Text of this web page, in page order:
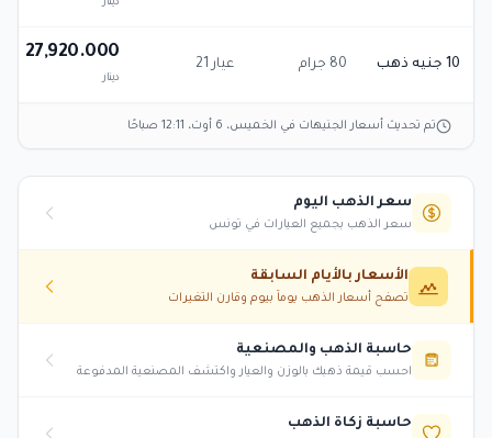
دينار
10 جنيه ذهب 80 جرام عيار 21
27,920.000
دينار
تم تحديث أسعار الجنيهات في الخميس، 6 أوت، 12:11 صباحًا
سعر الذهب اليوم
سعر الذهب بجميع العيارات في تونس
الأسعار بالأيام السابقة
تصفح أسعار الذهب يوماً بيوم وقارن التغيرات
حاسبة الذهب والمصنعية
احسب قيمة ذهبك بالوزن والعيار واكتشف المصنعية المدفوعة
حاسبة زكاة الذهب